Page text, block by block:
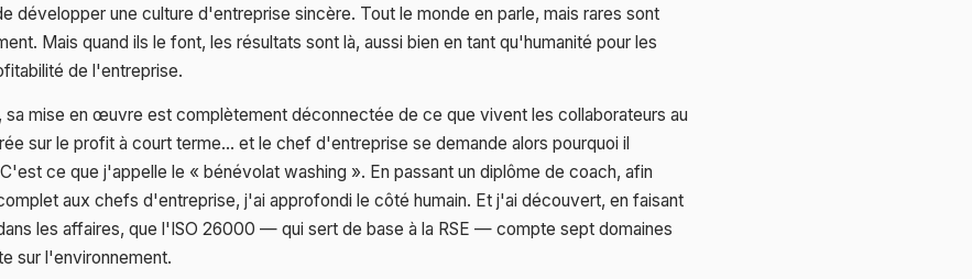
développer une culture d'entreprise sincère. Tout le monde en parle, mais rares sont
Mais quand ils le font, les résultats sont là, aussi bien en tant qu'humanité pour les
de l'entreprise.
sa mise en œuvre est complètement déconnectée de ce que vivent les collaborateurs au
sur le profit à court terme… et le chef d'entreprise se demande alors pourquoi il
ce que j'appelle le « bénévolat washing ». En passant un diplôme de coach, afin
aux chefs d'entreprise, j'ai approfondi le côté humain. Et j'ai découvert, en faisant
les affaires, que l'ISO 26000 — qui sert de base à la RSE — compte sept domaines
sur l'environnement.